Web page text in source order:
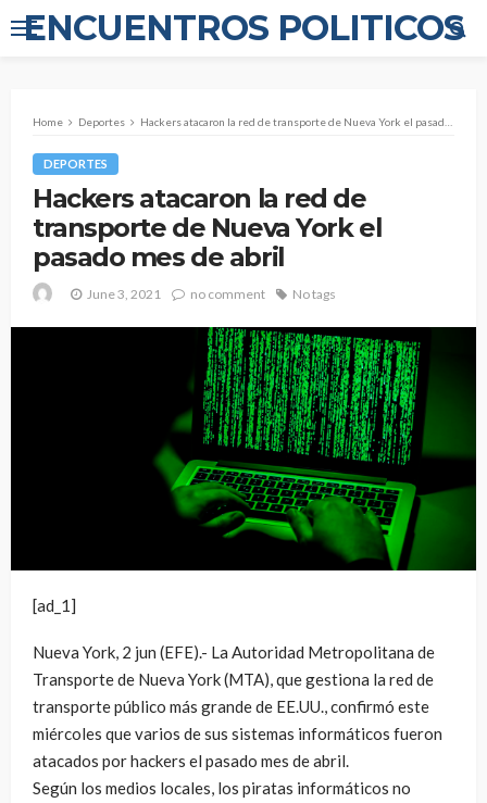
ENCUENTROS POLITICOS
Home Deportes Hackers atacaron la red de transporte de Nueva York el pasado mes de abril
DEPORTES
Hackers atacaron la red de
transporte de Nueva York el
pasado mes de abril
June 3, 2021 no comment No tags
[ad_1]
Nueva York, 2 jun (EFE).- La Autoridad Metropolitana de
Transporte de Nueva York (MTA), que gestiona la red de
transporte público más grande de EE.UU., confirmó este
miércoles que varios de sus sistemas informáticos fueron
atacados por hackers el pasado mes de abril.
Según los medios locales, los piratas informáticos no